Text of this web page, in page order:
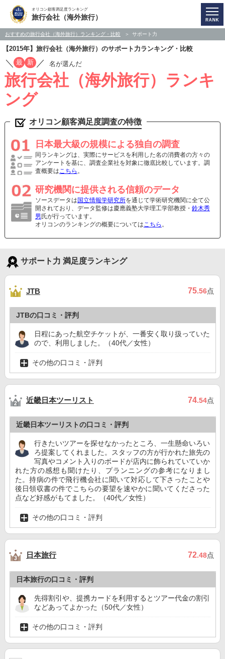
オリコン顧客満足度ランキング
旅行会社（海外旅行）
おすすめの旅行会社（海外旅行）ランキング・比較 サポート力
【2015年】旅行会社（海外旅行）のサポート力ランキング・比較
／ 最 新 ／ 名が選んだ
旅行会社（海外旅行）ランキ
ング
オリコン顧客満足度調査の特徴
日本最大級の規模による独自の調査
同ランキングは、実際にサービスを利用した名の消費者の方々の
アンケートを基に、調査企業社を対象に徹底比較しています。調
査概要はこちら 。
研究機関に提供される信頼のデータ
ソースデータは 国立情報学研究所を通じて学術研究機関に全て公
開されており、データ監修は慶應義塾大学理工学部教授・ 鈴木秀
男 氏が行っています。
オリコンのランキングの概要についてはこちら 。
サポート力 満足度ランキング
JTB 75.56点
JTBの口コミ・評判
日程にあった航空チケットが、一番安く取り扱っていた
ので、利用しました。（40代／女性）
その他の口コミ・評判
近畿日本ツーリスト 74.54点
近畿日本ツーリストの口コミ・評判
行きたいツアーを探せなかったところ、一生懸命いろい
ろ提案してくれました。スタッフの方が行かれた旅先の
写真やコメント入りのボードが店内に飾られていていか
れた方の感想も聞けたり、プランニングの参考になりまし
た。持病の件で飛行機会社に聞いて対応して下さったことや
後日領収書の件でこちらの要望を速やかに聞いてくださった
点など好感がもてました。（40代／女性）
その他の口コミ・評判
日本旅行 72.48点
日本旅行の口コミ・評判
先得割引や、提携カードを利用するとツアー代金の割引
などあってよかった（50代／女性）
その他の口コミ・評判